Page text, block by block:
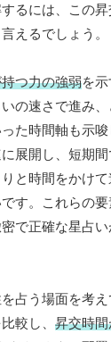
るには、この
えるでしょう。
つ力の強弱を
の速さで進み
た時間軸も示唆
展開し、短期
と時間をかけ
す。これらの
で正確な星占い
占う場面を考え
較し、 昇交時